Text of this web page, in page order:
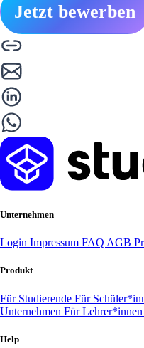
Jetzt bewerben
Unternehmen
Login Impressum FAQ AGB
Produkt
Für Studierende Für
Unternehmen Für Lehrer*innen
Help